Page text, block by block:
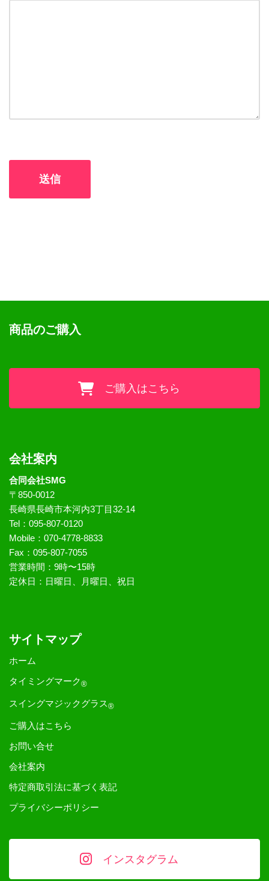
商品のご購入
ご購入はこちら
会社案内
合同会社SMG
〒850-0012
長崎県長崎市本河内3丁目32-14
Tel：095-807-0120
Mobile：070-4778-8833
Fax：095-807-7055
営業時間：9時〜15時
定休日：日曜日、月曜日、祝日
サイトマップ
ホーム
タイミングマーク®
スイングマジックグラス®
ご購入はこちら
お問い合せ
会社案内
特定商取引法に基づく表記
プライバシーポリシー
インスタグラム